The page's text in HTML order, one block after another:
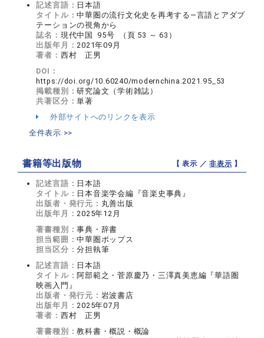
記述言語： 日本語
タイトル：中華圏の流行文化史を再考する―言語とアダプ
テーションの視角から
誌名： 現代中国 95号 （頁 53 ～ 63）
出版年月：2021年09月
著者： 西村 正男
DOI：
https://doi.org/10.60240/modernchina.2021.95_53
掲載種別：研究論文（学術雑誌）
共著区分：単著
外部サイトへのリンクを表示
全件表示 >>
書籍等出版物 【 表示 ／非表示 】
記述言語： 日本語
タイトル： 日本音楽学会編『音楽史事典』
出版者・発行元： 丸善出版
出版年月：2025年12月
著書種別：事典・辞書
担当範囲：中華圏ポップス
担当区分：分担執筆
記述言語： 日本語
タイトル： 阿部範之・菅原慶乃・三澤真美恵編『華語圏
映画入門』
出版者・発行元： 岩波書店
出版年月：2025年07月
著者： 西村 正男
著書種別：教科書・概説・概論